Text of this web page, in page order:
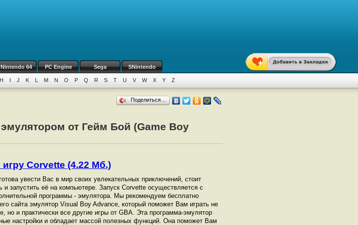
Nintendo 64 PC Engine Sega SNintendo
H I J K L M N O P Q R S T U V W X Y Z
Поделиться…
от Гейм Бой (Game Boy
игру Corvette (4.22 Мб.)
увести Вас в мир своих увлекательных приключений, стоит
и запустить её на компьютере. Запуск Corvette осуществляется с
программы - эмулятора. Мы рекомендуем бесплатно
сайта эмулятор Visual Boy Advance, который поможет Вам играть не
но и практически все другие игры от GBА. Эта программа-эмулятор
настройки и обладает массой полезных функций. Она поможет Вам